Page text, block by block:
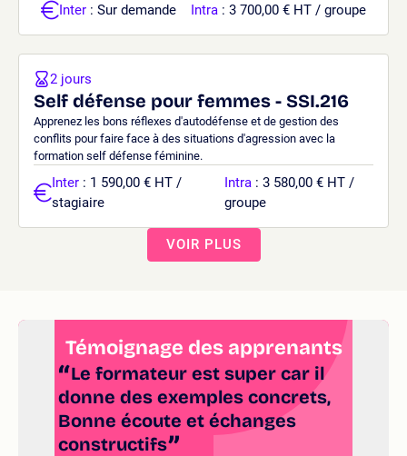
Inter : Sur demande Intra : 3 700,00 € HT / groupe
Self défense pour femmes - SSI.216
Apprenez les bons réflexes d'autodéfense et de gestion des
conflits pour faire face à des situations d'agression avec la
formation self défense féminine.
2 jours
Inter : 1 590,00 € HT /
stagiaire
Intra : 3 580,00 € HT /
groupe
VOIR PLUS
Témoignage des apprenants
Le formateur est super car il
donne des exemples concrets,
Bonne écoute et échanges
constructifs